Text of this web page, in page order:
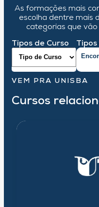
As formações mais
escolha dentre mais
categorias que
Tipos de Curso Tipos
VEM PRA UNISBA
Cursos